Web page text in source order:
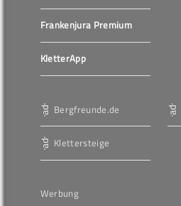
Frankenjura Premium
KletterApp
Bergfreunde.de
Klettersteige
Werbung